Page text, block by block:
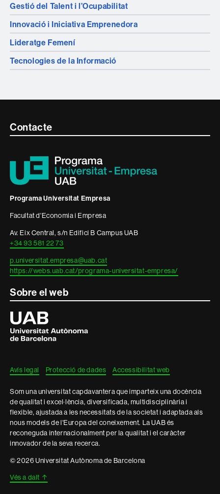
Gestió del Talent i l’Ocupabilitat
Innovació i Iniciativa Emprenedora
Lideratge Femení
Tecnologies de la Informació
Contacte
informació
legal
Contacte
Programa Universitat Empresa
Facultat d'Economia i Empresa
Av. Eix Central, s/n Edifici B Campus UAB
+34 93 581 22 73
p.universitat.empresa@uab.cat
https://webs.uab.cat/programa-universitat-empresa/
Sobre el web
Universitat
Autònoma
de
Barcelona
Avís legal Protecció de dades Accessibilitat web
Som una universitat capdavantera que imparteix una docència
de qualitat i excel·lència, diversificada, multidisciplinària i
flexible, ajustada a les necessitats de la societat i adaptada als
nous models de l'Europa del coneixement. La UAB és
reconeguda internacionalment per la qualitat i el caràcter
innovador de la seva recerca.
© 2026 Universitat Autònoma de Barcelona
Vés a dalt ↑